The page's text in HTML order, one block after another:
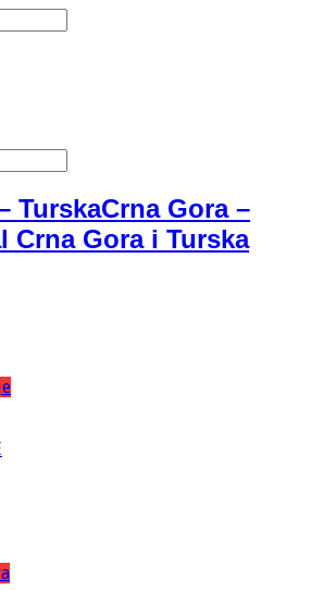
Crna Gora –
Crna Gora i Turska